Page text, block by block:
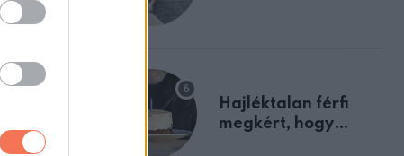
miatt
Hajléktalan férfi
megkért, hogy